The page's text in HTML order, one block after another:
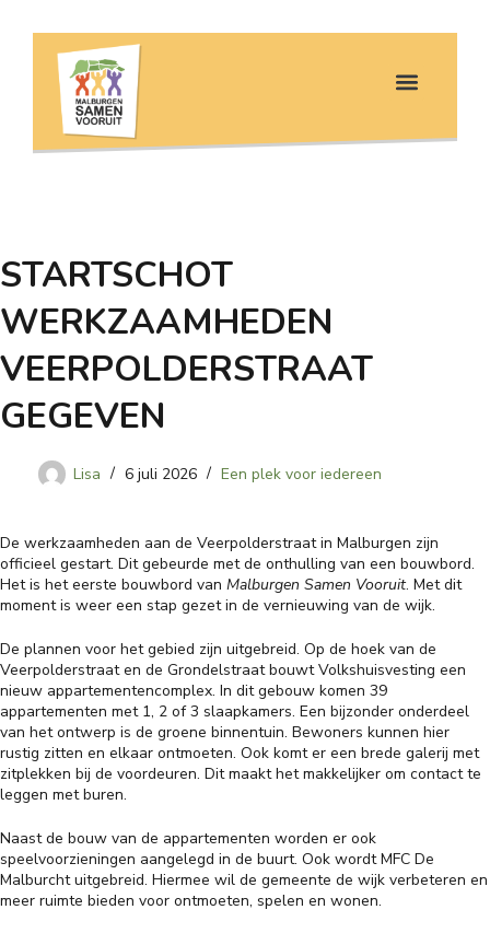
STARTSCHOT
WERKZAAMHEDEN
VEERPOLDERSTRAAT
GEGEVEN
Lisa 6 juli 2026 Een plek voor iedereen
De werkzaamheden aan de Veerpolderstraat in Malburgen zijn
officieel gestart. Dit gebeurde met de onthulling van een bouwbord.
Het is het eerste bouwbord van Malburgen Samen Vooruit. Met dit
moment is weer een stap gezet in de vernieuwing van de wijk.
De plannen voor het gebied zijn uitgebreid. Op de hoek van de
Veerpolderstraat en de Grondelstraat bouwt Volkshuisvesting een
nieuw appartementencomplex. In dit gebouw komen 39
appartementen met 1, 2 of 3 slaapkamers. Een bijzonder onderdeel
van het ontwerp is de groene binnentuin. Bewoners kunnen hier
rustig zitten en elkaar ontmoeten. Ook komt er een brede galerij met
zitplekken bij de voordeuren. Dit maakt het makkelijker om contact te
leggen met buren.
Naast de bouw van de appartementen worden er ook
speelvoorzieningen aangelegd in de buurt. Ook wordt MFC De
Malburcht uitgebreid. Hiermee wil de gemeente de wijk verbeteren en
meer ruimte bieden voor ontmoeten, spelen en wonen.